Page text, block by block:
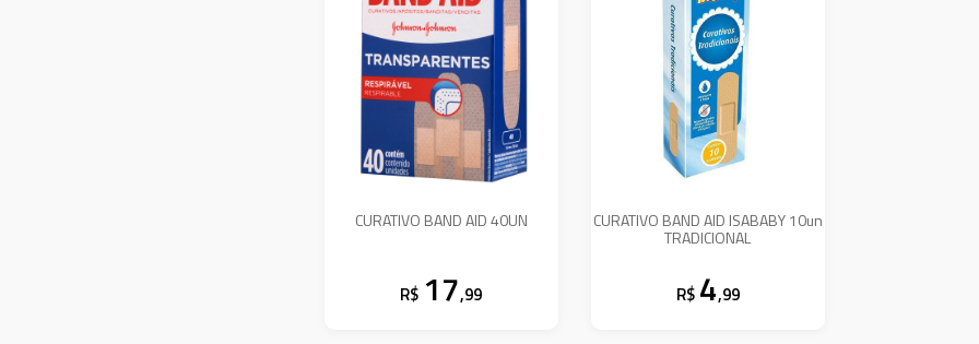
CURATIVO BAND AID 40UN
R$ 17,99
CURATIVO BAND AID ISABABY 10un
TRADICIONAL
R$ 4,99